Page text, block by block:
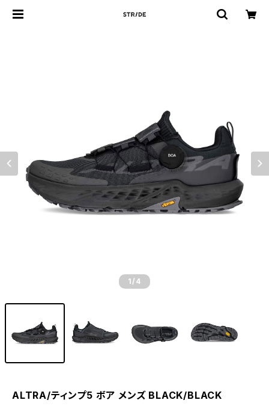
1 /4
ALTRA/ティンプ5 ボア メンズ BLACK/BLACK